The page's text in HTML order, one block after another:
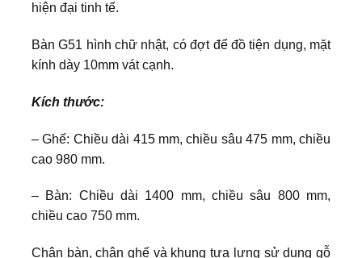
hiện đại tinh tế.
Bàn G51 hình chữ nhật, có đợt để đồ tiện dụng, mặt
kính dày 10mm vát cạnh.
Kích thước:
– Ghế: Chiều dài 415 mm, chiều sâu 475 mm, chiều
cao 980 mm.
– Bàn: Chiều dài 1400 mm, chiều sâu 800 mm,
chiều cao 750 mm.
Chân bàn, chân ghế và khung tựa lưng sử dụng gỗ